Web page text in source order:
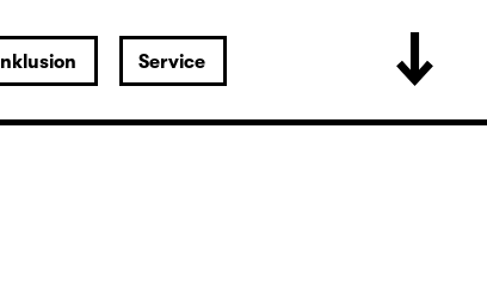
Inklusion Service